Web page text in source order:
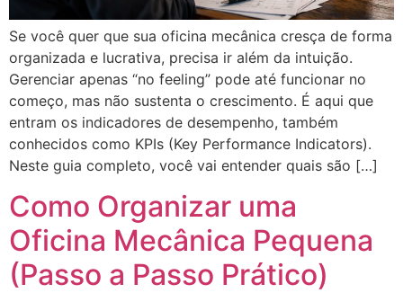
Se você quer que sua oficina mecânica cresça de forma
organizada e lucrativa, precisa ir além da intuição.
Gerenciar apenas “no feeling” pode até funcionar no
começo, mas não sustenta o crescimento. É aqui que
entram os indicadores de desempenho, também
conhecidos como KPIs (Key Performance Indicators).
Neste guia completo, você vai entender quais são […]
Como Organizar uma
Oficina Mecânica Pequena
(Passo a Passo Prático)